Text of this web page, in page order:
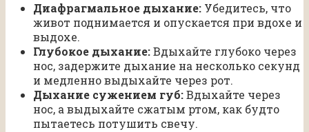
Диафрагмальное дыхание: Убедитесь, что
живот поднимается и опускается при вдохе и
выдохе.
Глубокое дыхание:Вдыхайте глубоко через
нос, задержите дыхание на несколько секунд
и медленно выдыхайте через рот.
Дыхание сужением губ:Вдыхайте через
нос, а выдыхайте сжатым ртом, как будто
пытаетесь потушить свечу.